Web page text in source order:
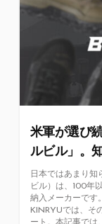
米軍が選び
ルビル」。
日本ではあまり知
ビル）は、100年
納入メーカーです。
KINRYUでは、そ